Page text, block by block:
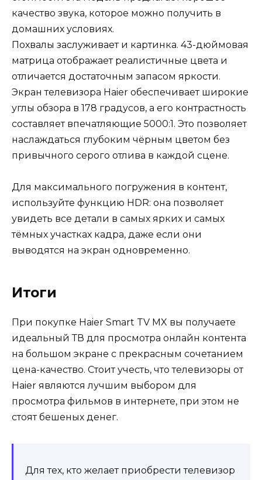
качество звука, которое можно получить в
домашних условиях.
Похвалы заслуживает и картинка. 43-дюймовая
матрица отображает реалистичные цвета и
отличается достаточным запасом яркости.
Экран телевизора Haier обеспечивает широкие
углы обзора в 178 градусов, а его контрастность
составляет впечатляющие 5000:1. Это позволяет
наслаждаться глубоким чёрным цветом без
привычного серого отлива в каждой сцене.
Для максимального погружения в контент,
используйте функцию HDR: она позволяет
увидеть все детали в самых ярких и самых
тёмных участках кадра, даже если они
выводятся на экран одновременно.
Итоги
При покупке Haier Smart TV MX вы получаете
идеальный ТВ для просмотра онлайн контента
на большом экране с прекрасным сочетанием
цена-качество. Стоит учесть, что телевизоры от
Haier являются лучшим выбором для
просмотра фильмов в интернете, при этом не
стоят бешеных денег.
Для тех, кто желает приобрести телевизор